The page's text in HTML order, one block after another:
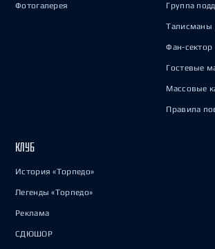
Фотогалерея Группа
Талисманы
Фан-сектор
Гостевые
Массовые
Правила
КЛУБ
История «Торпедо»
Легенды «Торпедо»
Реклама
СДЮШОР